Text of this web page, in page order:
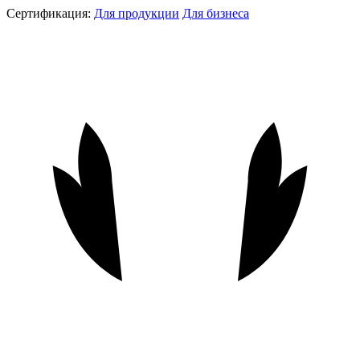
Сертификация: Для продукции Для бизнеса